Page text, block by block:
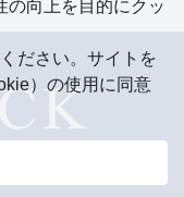
の向上を⽬的にクッ
ださい。サイトを
）の使⽤に同意